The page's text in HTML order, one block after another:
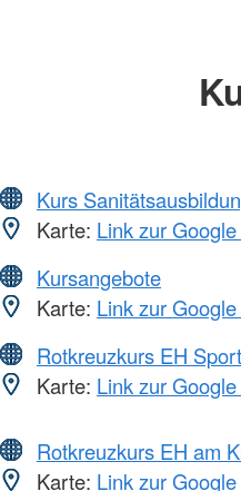
Kurs
Karte: Link zur
Kursangebote
Karte: Link zur
Rotkreuzkurs EH Sport
Karte: Link zur
Rotkreuzkurs EH am
Karte: Link zur